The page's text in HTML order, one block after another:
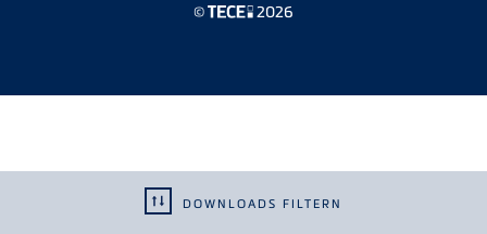
DOWNLOADS FILTERN
© 2026